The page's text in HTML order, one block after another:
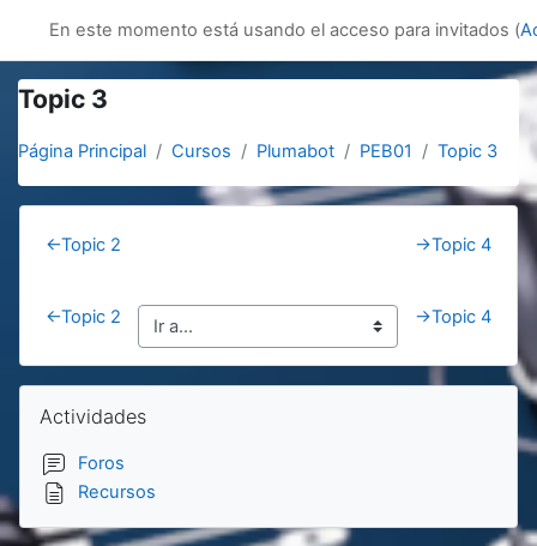
innovacion
En este momento está usando el acceso para invitados (
Topic 3
Página Principal Cursos Plumabot PEB01 Topic 3
Section outline
←Topic 2 →Topic 4
←Topic 2 →Topic 4
Bloques
Salta Actividades
Actividades
Foros
Recursos